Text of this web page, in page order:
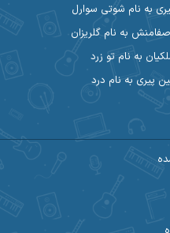
ابوالحسن جاویدان
احسان اصغری
احسان دریادل
احسان علیانی
به نام شوتی سوارل
به نام گلریزان
به نام تو زرد
پیری به نام درد